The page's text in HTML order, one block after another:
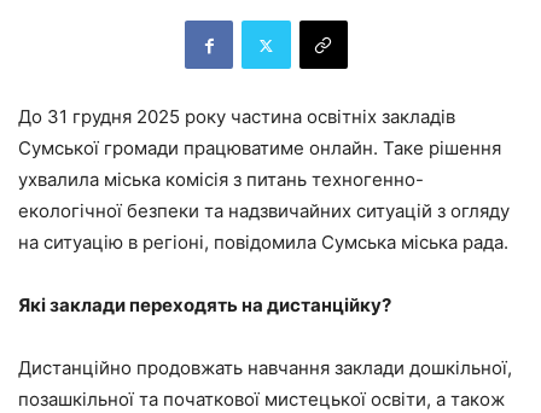
До 31 грудня 2025 року частина освітніх закладів
Сумської громади працюватиме онлайн. Таке рішення
ухвалила міська комісія з питань техногенно-
екологічної безпеки та надзвичайних ситуацій з огляду
на ситуацію в регіоні, повідомила Сумська міська рада.
Які заклади переходять на дистанційку?
Дистанційно продовжать навчання заклади дошкільної,
позашкільної та початкової мистецької освіти, а також